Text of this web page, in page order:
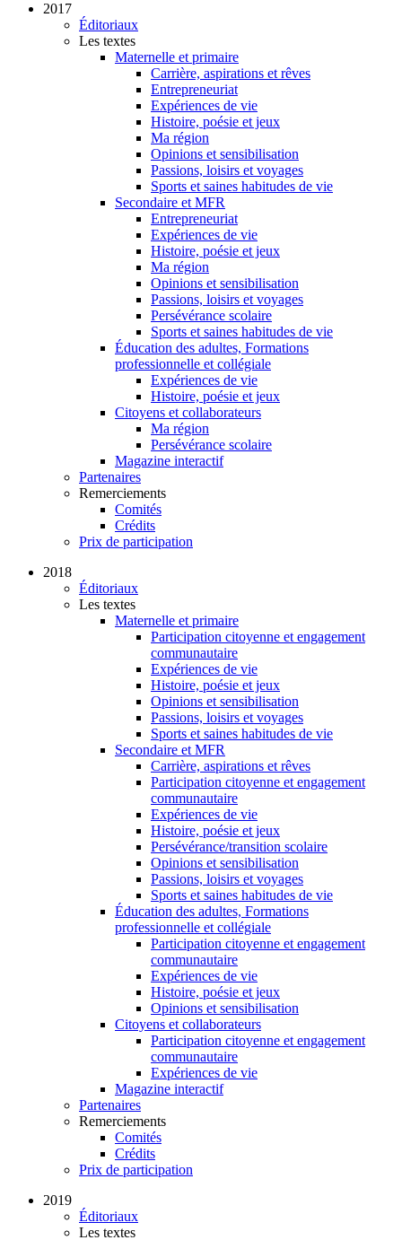
2017
Éditoriaux
Les textes
Maternelle et primaire
Carrière, aspirations et rêves
Entrepreneuriat
Expériences de vie
Histoire, poésie et jeux
Ma région
Opinions et sensibilisation
Passions, loisirs et voyages
Sports et saines habitudes de vie
Secondaire et MFR
Entrepreneuriat
Expériences de vie
Histoire, poésie et jeux
Ma région
Opinions et sensibilisation
Passions, loisirs et voyages
Persévérance scolaire
Sports et saines habitudes de vie
Éducation des adultes, Formations
professionnelle et collégiale
Expériences de vie
Histoire, poésie et jeux
Citoyens et collaborateurs
Ma région
Persévérance scolaire
Magazine interactif
Partenaires
Remerciements
Comités
Crédits
Prix de participation
2018
Éditoriaux
Les textes
Maternelle et primaire
Participation citoyenne et engagement
communautaire
Expériences de vie
Histoire, poésie et jeux
Opinions et sensibilisation
Passions, loisirs et voyages
Sports et saines habitudes de vie
Secondaire et MFR
Carrière, aspirations et rêves
Participation citoyenne et engagement
communautaire
Expériences de vie
Histoire, poésie et jeux
Persévérance/transition scolaire
Opinions et sensibilisation
Passions, loisirs et voyages
Sports et saines habitudes de vie
Éducation des adultes, Formations
professionnelle et collégiale
Participation citoyenne et engagement
communautaire
Expériences de vie
Histoire, poésie et jeux
Opinions et sensibilisation
Citoyens et collaborateurs
Participation citoyenne et engagement
communautaire
Expériences de vie
Magazine interactif
Partenaires
Remerciements
Comités
Crédits
Prix de participation
2019
Éditoriaux
Les textes